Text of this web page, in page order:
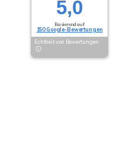
5,0
Basierend auf
150 Google-Bewertungen
Echtheit von Bewertungen